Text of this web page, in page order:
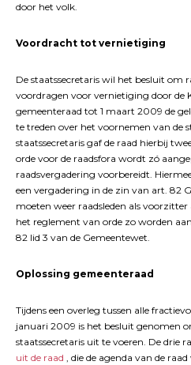
door het volk.
Voordracht tot vernietiging
De staatssecretaris wil het besluit om
voordragen voor vernietiging door de
gemeenteraad tot 1 maart 2009 de
te treden over het voornemen van de
staatssecretaris gaf de raad hierbij
orde voor de raadsfora wordt zó
raadsvergadering voorbereidt.
een vergadering in de zin van art. 82
moeten weer raadsleden als
het reglement van orde zo worden
82 lid 3 van de Gemeentewet.
Oplossing gemeenteraad
Tijdens een overleg tussen alle
januari 2009 is het besluit genomen
staatssecretaris uit te voeren. De drie
uit de raad , die de agenda van de